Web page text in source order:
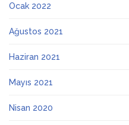
Ocak 2022
Ağustos 2021
Haziran 2021
Mayıs 2021
Nisan 2020